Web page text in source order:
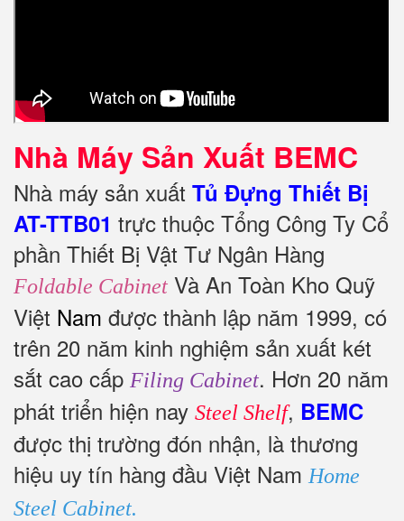
Nhà Máy Sản Xuất BEMC
Nhà máy sản xuất Tủ Đựng Thiết Bị
AT-TTB01 trực thuộc Tổng Công Ty Cổ
phần Thiết Bị Vật Tư Ngân Hàng
Foldable Cabinet Và An Toàn Kho Quỹ
Việt Nam được thành lập năm 1999, có
trên 20 năm kinh nghiệm sản xuất két
sắt cao cấp Filing Cabinet. Hơn 20 năm
phát triển hiện nay Steel Shelf, BEMC
được thị trường đón nhận, là thương
hiệu uy tín hàng đầu Việt Nam Home
Steel Cabinet.